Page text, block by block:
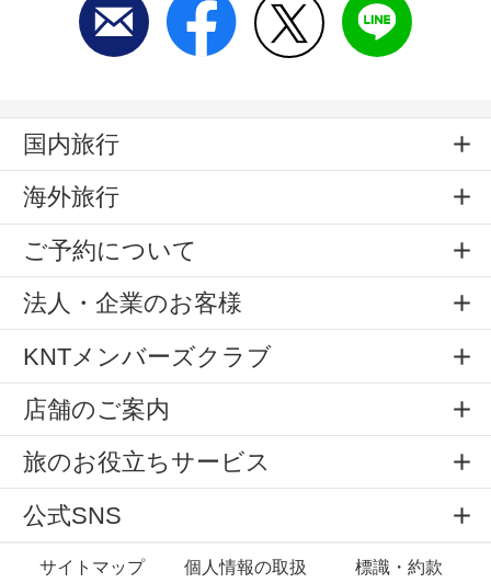
国内旅行
海外旅行
ご予約について
法人・企業のお客様
KNTメンバーズクラブ
店舗のご案内
旅のお役立ちサービス
公式SNS
サイトマップ 個人情報の取扱 標識・約款